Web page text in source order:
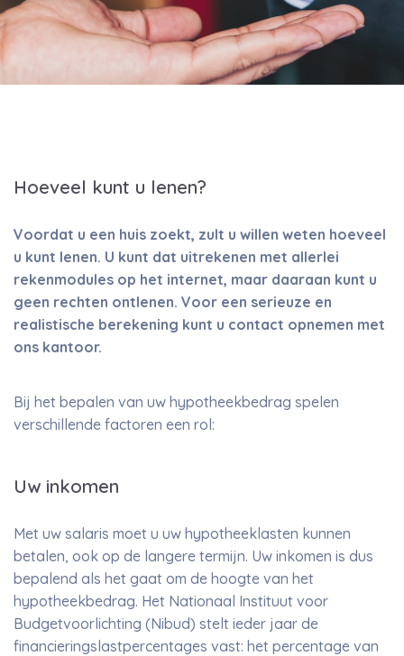
Hoeveel kunt u lenen?
Voordat u een huis zoekt, zult u willen weten hoeveel
u kunt lenen. U kunt dat uitrekenen met allerlei
rekenmodules op het internet, maar daaraan kunt u
geen rechten ontlenen. Voor een serieuze en
realistische berekening kunt u contact opnemen met
ons kantoor.
Bij het bepalen van uw hypotheekbedrag spelen
verschillende factoren een rol:
Uw inkomen
Met uw salaris moet u uw hypotheeklasten kunnen
betalen, ook op de langere termijn. Uw inkomen is dus
bepalend als het gaat om de hoogte van het
hypotheekbedrag. Het Nationaal Instituut voor
Budgetvoorlichting (Nibud) stelt ieder jaar de
financieringslastpercentages vast: het percentage van